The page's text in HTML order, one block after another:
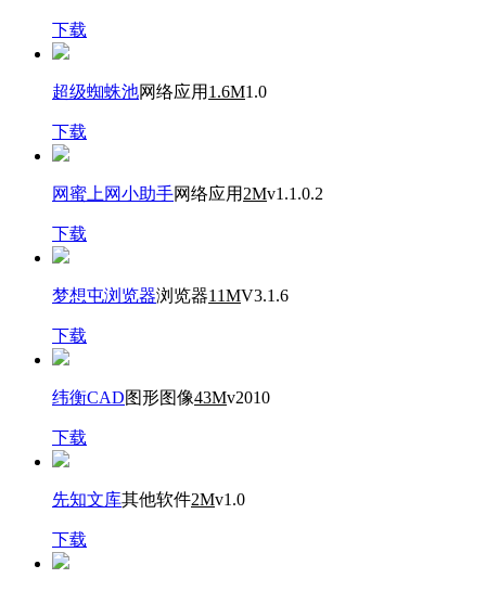
下载
超级蜘蛛池网络应用 1.6M1.0
下载
网蜜上网小助手网络应用 2Mv1.1.0.2
下载
梦想屯浏览器浏览器11MV3.1.6
下载
纬衡CAD图形图像43Mv2010
下载
先知文库其他软件2Mv1.0
下载